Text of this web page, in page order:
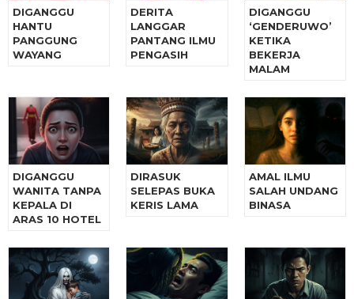
DIGANGGU
HANTU
PANGGUNG
WAYANG
DERITA
LANGGAR
PANTANG ILMU
PENGASIH
DIGANGGU
‘GENDERUWO’
KETIKA
BEKERJA
MALAM
DIGANGGU
WANITA TANPA
KEPALA DI
ARAS 10 HOTEL
DIRASUK
SELEPAS BUKA
KERIS LAMA
AMAL ILMU
SALAH UNDANG
BINASA